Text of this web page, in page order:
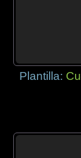
Plantilla: